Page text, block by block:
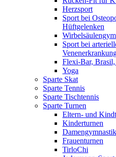
Herzsport
Sport bei
Hüftgelenken
Sport bei
Flexi-Bar, Brasil,
Yoga
Sparte Skat
Sparte Tennis
Sparte Tischtennis
Sparte Turnen
Eltern- und
Kinderturnen
Damengymnastik
Frauenturnen
TirloChi